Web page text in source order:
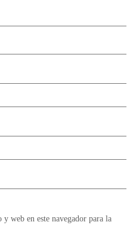
web en este navegador para la